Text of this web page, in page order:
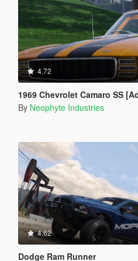
4.72
1969 Chevrolet Camaro SS
By Neophyte Industries
4.62
Dodge Ram Runner